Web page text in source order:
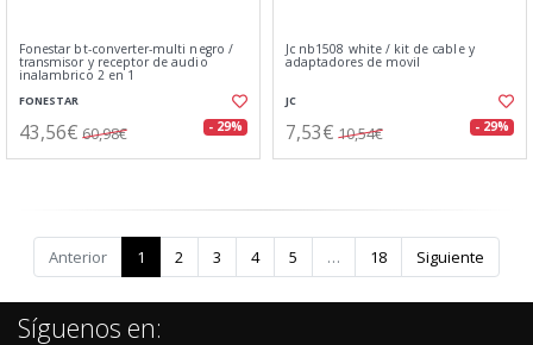
Fonestar bt-converter-multi negro /
transmisor y receptor de audio
inalambrico 2 en 1
FONESTAR
43,56€ 60,98€ - 29%
Jc nb1508 white / kit de cable y
adaptadores de movil
JC
7,53€ 10,54€ - 29%
Anterior 1 2 3 4 5 … 18 Siguiente
Síguenos en: